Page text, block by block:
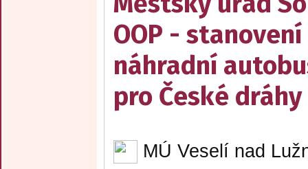
OOP -
náhradní
pro České dráhy
MÚ Veselí nad